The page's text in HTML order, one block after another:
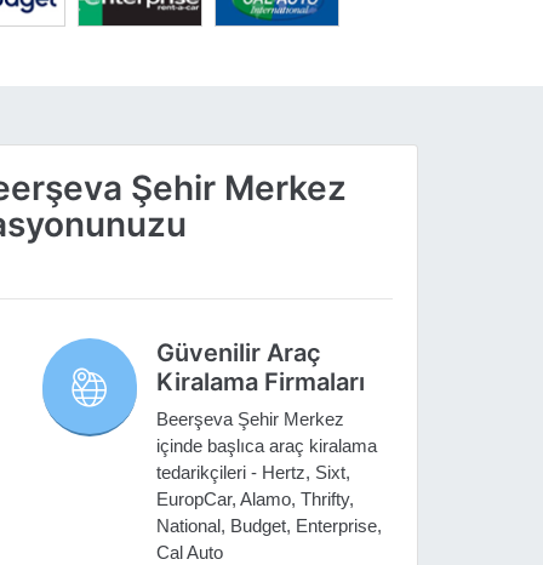
Şehir Merkez
Güvenilir Araç
Kiralama Firmaları
Beerşeva Şehir Merkez
içinde başlıca araç kiralama
tedarikçileri - Hertz, Sixt,
EuropCar, Alamo, Thrifty,
National, Budget, Enterprise,
Cal Auto